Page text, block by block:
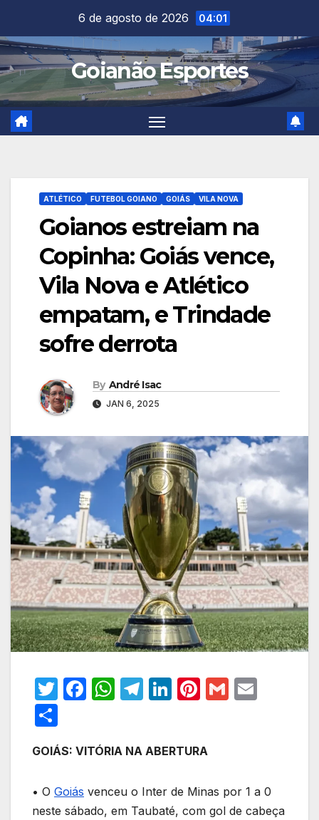
content
6 de agosto de 2026 04:01
Goianão Esportes
ATLÉTICO FUTEBOL GOIANO GOIÁS VILA NOVA
Goianos estreiam na
Copinha: Goiás vence,
Vila Nova e Atlético
empatam, e Trindade
sofre derrota
By André Isac
JAN 6, 2025
T
er
F
e
o
W
s
p
T
gr
a
m
Li
e
dI
n
Pi
e
G
h
ar
e
GOIÁS: VITÓRIA NA ABERTURA
• O Goiás venceu o Inter de Minas por 1 a 0
neste sábado, em Taubaté, com gol de cabeça